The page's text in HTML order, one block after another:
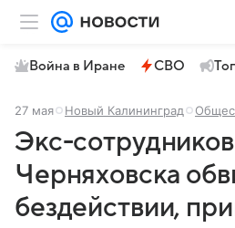
Война в Иране СВО
27 мая Новый Калининград
Экс-
Черняховска
бездействии,